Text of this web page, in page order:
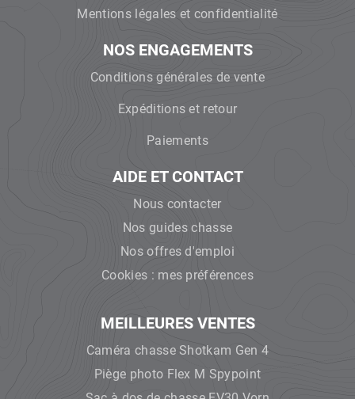
Mentions légales et confidentialité
NOS ENGAGEMENTS
Conditions générales de vente
Expéditions et retour
Paiements
AIDE ET CONTACT
Nous contacter
Nos guides chasse
Nos offres d'emploi
Cookies : mes préférences
MEILLEURES VENTES
Caméra chasse Shotkam Gen 4
Piège photo Flex M Spypoint